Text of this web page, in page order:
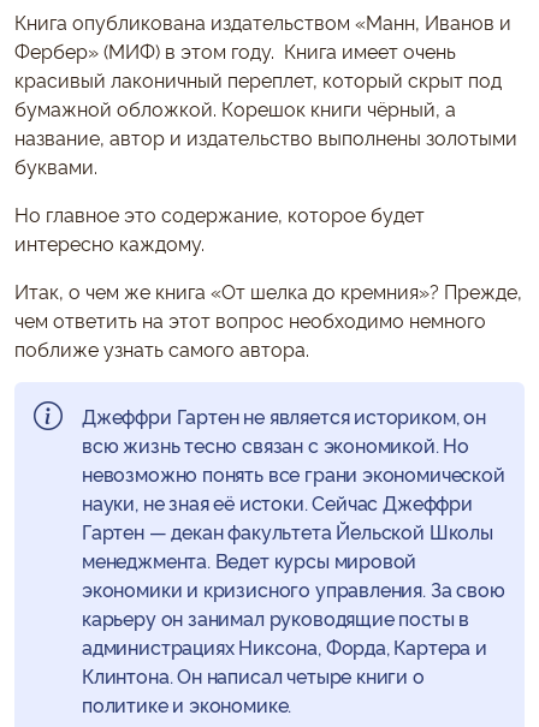
Книга опубликована издательством «Манн, Иванов и
Фербер» (МИФ) в этом году. Книга имеет очень
красивый лаконичный переплет, который скрыт под
бумажной обложкой. Корешок книги чёрный, а
название, автор и издательство выполнены золотыми
буквами.
Но главное это содержание, которое будет
интересно каждому.
Итак, о чем же книга «От шелка до кремния»? Прежде,
чем ответить на этот вопрос необходимо немного
поближе узнать самого автора.
Джеффри Гартен не является историком, он
всю жизнь тесно связан с экономикой. Но
невозможно понять все грани экономической
науки, не зная её истоки. Сейчас Джеффри
Гартен — декан факультета Йельской Школы
менеджмента. Ведет курсы мировой
экономики и кризисного управления. За свою
карьеру он занимал руководящие посты в
администрациях Никсона, Форда, Картера и
Клинтона. Он написал четыре книги о
политике и экономике.